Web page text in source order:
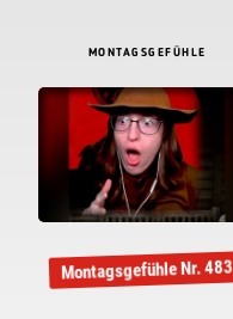
MONTAGSGEFÜHLE
Montagsgefühle Nr. 483